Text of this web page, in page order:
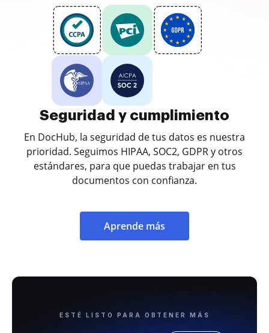
Seguridad y cumplimiento
En DocHub, la seguridad de tus datos es nuestra
prioridad. Seguimos HIPAA, SOC2, GDPR y otros
estándares, para que puedas trabajar en tus
documentos con confianza.
Aprende más
ESTÉ LISTO PARA OBTENER MÁS